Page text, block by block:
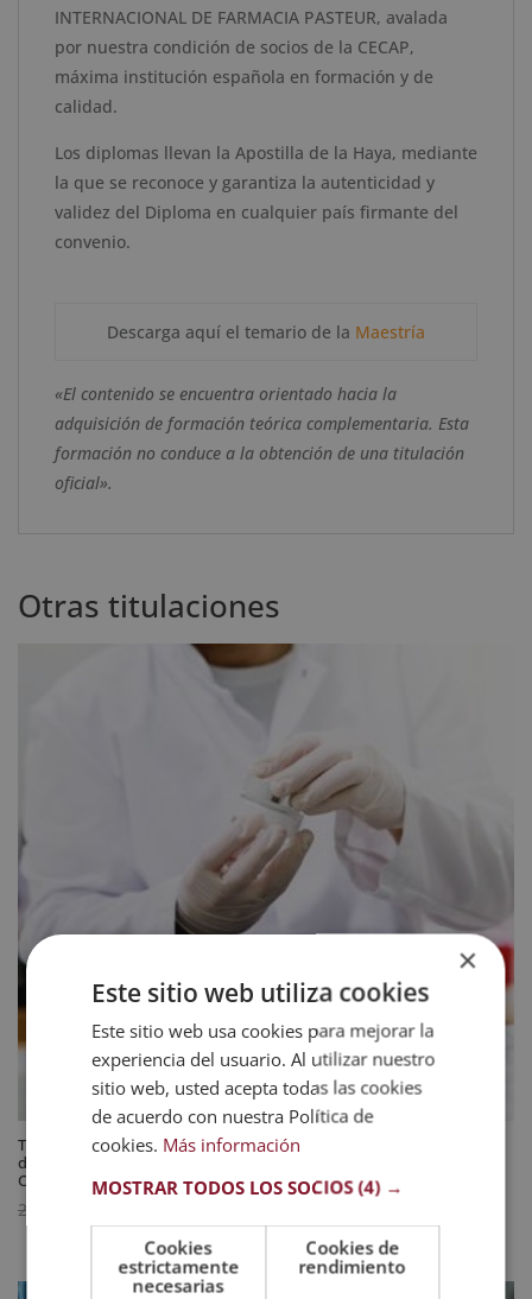
INTERNACIONAL DE FARMACIA PASTEUR, avalada
por nuestra condición de socios de la CECAP,
máxima institución española en formación y de
calidad.
Los diplomas llevan la Apostilla de la Haya, mediante
la que se reconoce y garantiza la autenticidad y
validez del Diploma en cualquier país firmante del
convenio.
Descarga aquí el temario de la Maestría
«El contenido se encuentra orientado hacia la
adquisición de formación teórica complementaria. Esta
formación no conduce a la obtención de una titulación
oficial».
Otras titulaciones
Técnico Auxiliar de Farmacia + Maestría Internacional en Elaboración
de Fórmulas Magistrales, Preparados Oficinales, Dietéticos y
Cosméticos – Diploma Acreditado por Apostilla de la Haya
2.976
original
precio
actual
×
Este sitio web utiliza cookies
Este sitio web usa cookies para mejorar la
experiencia del usuario. Al utilizar nuestro
sitio web, usted acepta todas las cookies
de acuerdo con nuestra Política de
cookies. Más información
MOSTRAR TODOS LOS SOCIOS(4) →
Cookies
estrictamente
necesarias
Cookies de
rendimiento